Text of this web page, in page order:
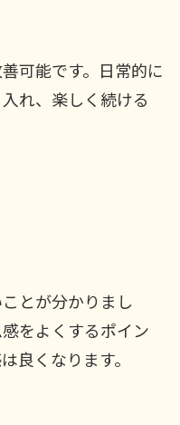
可能です。日常的に
れ、楽しく続ける
とが分かりまし
をよくするポイン
良くなります。